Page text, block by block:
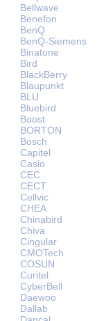
Bellwave
Benefon
BenQ
BenQ-Siemens
Binatone
Bird
BlackBerry
Blaupunkt
BLU
Bluebird
Boost
BORTON
Bosch
Capitel
Casio
CEC
CECT
Cellvic
CHEA
Chinabird
Chiva
Cingular
CMOTech
COSUN
Curitel
CyberBell
Daewoo
Dallab